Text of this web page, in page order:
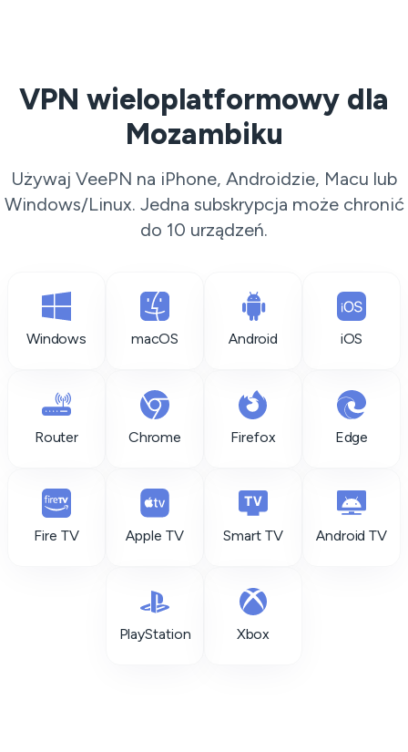
VPN wieloplatformowy dla
Mozambiku
Używaj VeePN na iPhone, Androidzie, Macu lub
Windows/Linux. Jedna subskrypcja może chronić
do 10 urządzeń.
Windows macOS Android iOS
Router Chrome Firefox Edge
Fire TV Apple TV Smart TV Android TV
PlayStation Xbox